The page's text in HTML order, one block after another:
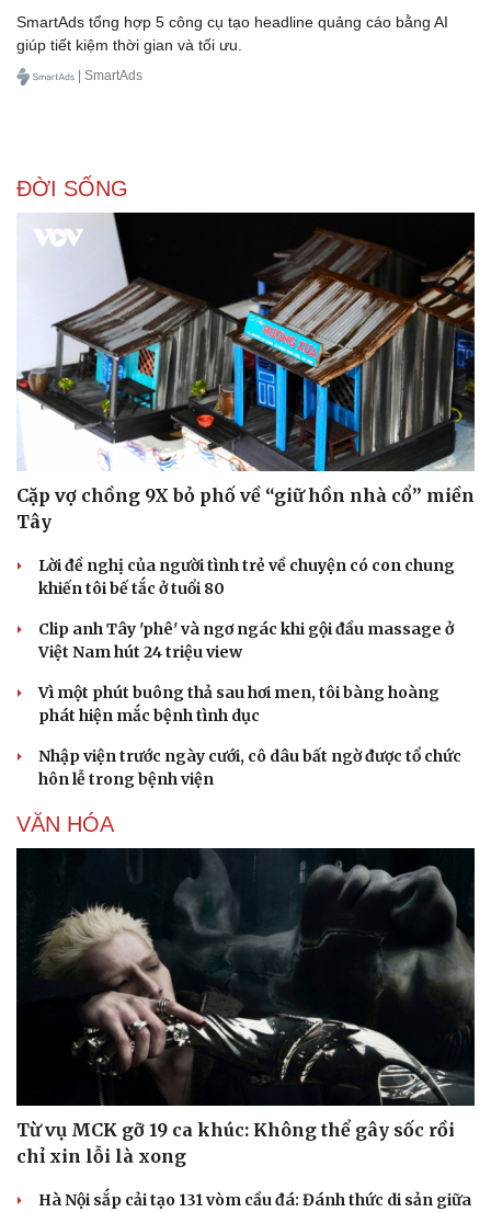
Sức khỏe
Dinh dưỡng - món ngon
Cây thuốc
Sản phụ khoa
Nhi khoa
Nam khoa
Làm đẹp - giảm cân
Ăn sạch sống khỏe
Đời sống
Nhà đẹp
Blog
Tình yêu - Gia đình
SmartAds tổng hợp 5 công cụ tạo headline quảng cáo bằng AI
giúp tiết kiệm thời gian và tối ưu.
| SmartAds
ĐỜI SỐNG
Cặp vợ chồng 9X bỏ phố về “giữ hồn nhà cổ” miền
Tây
Lời đề nghị của người tình trẻ về chuyện có con chung
khiến tôi bế tắc ở tuổi 80
Clip anh Tây 'phê' và ngơ ngác khi gội đầu massage ở
Việt Nam hút 24 triệu view
Vì một phút buông thả sau hơi men, tôi bàng hoàng
phát hiện mắc bệnh tình dục
Nhập viện trước ngày cưới, cô dâu bất ngờ được tổ chức
hôn lễ trong bệnh viện
VĂN HÓA
Từ vụ MCK gỡ 19 ca khúc: Không thể gây sốc rồi
chỉ xin lỗi là xong
Hà Nội sắp cải tạo 131 vòm cầu đá: Đánh thức di sản giữa